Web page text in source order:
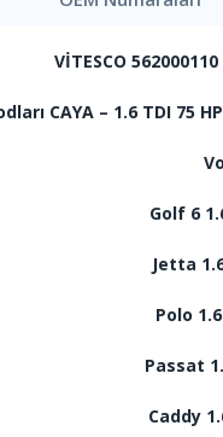
VİTESCO
CAYA – 1.6 TDI 75
Golf 6
Jetta
Polo
Passat
Caddy